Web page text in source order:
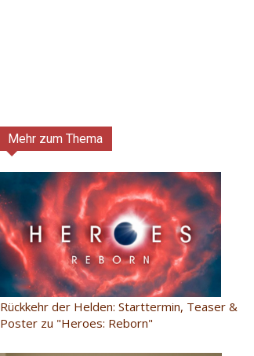
Mehr zum Thema
Rückkehr der Helden: Starttermin, Teaser &
Poster zu "Heroes: Reborn"